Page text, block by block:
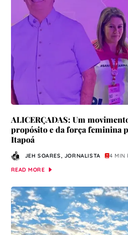
ALICERÇADAS: Um
propósito e da força feminina
Itapoá
JEH SOARES, JORNALISTA
4 MIN
READ MORE